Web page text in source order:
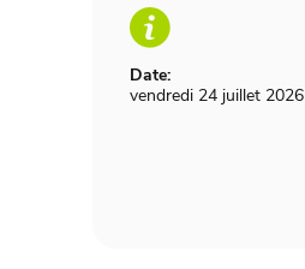
Date:
vendredi 24 juillet 2026